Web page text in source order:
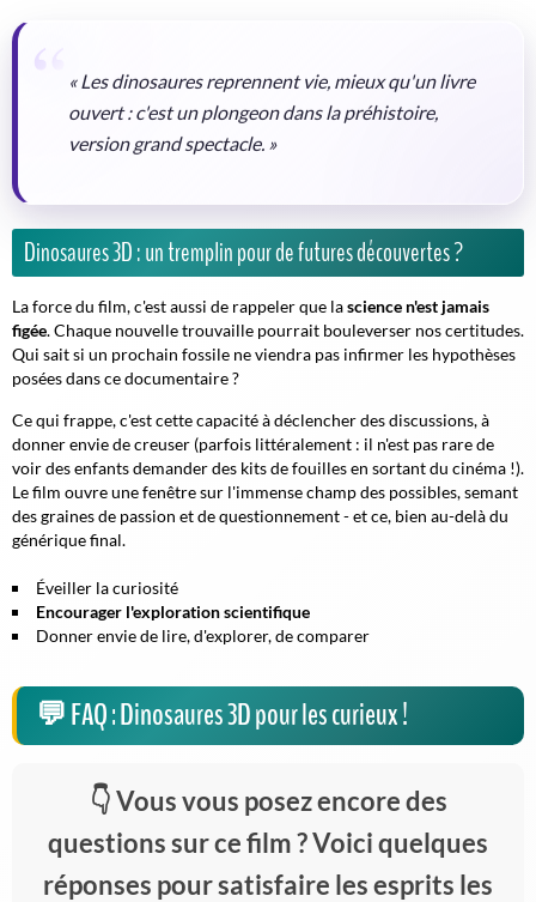
« Les dinosaures reprennent vie, mieux qu'un livre
ouvert : c'est un plongeon dans la préhistoire,
version grand spectacle. »
Dinosaures 3D : un tremplin pour de futures découvertes ?
La force du film, c'est aussi de rappeler que lascience n'est jamais
figée. Chaque nouvelle trouvaille pourrait bouleverser nos certitudes.
Qui sait si un prochain fossile ne viendra pas infirmer les hypothèses
posées dans ce documentaire ?
Ce qui frappe, c'est cette capacité à déclencher des discussions, à
donner envie de creuser (parfois littéralement : il n'est pas rare de
voir des enfants demander des kits de fouilles en sortant du cinéma !).
Le film ouvre une fenêtre sur l'immense champ des possibles, semant
des graines de passion et de questionnement - et ce, bien au-delà du
générique final.
Éveiller la curiosité
Encourager l'exploration scientifique
Donner envie de lire, d'explorer, de comparer
FAQ : Dinosaures 3D pour les curieux !
Vous vous posez encore des
questions sur ce film ? Voici quelques
réponses pour satisfaire les esprits les